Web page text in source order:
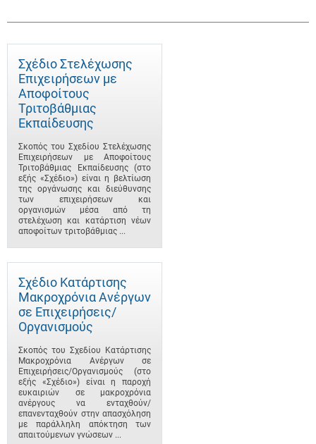
Σχέδιο Στελέχωσης
Επιχειρήσεων με
Αποφοίτους
Τριτοβάθμιας
Εκπαίδευσης
Σκοπός του Σχεδίου Στελέχωσης
Επιχειρήσεων με Αποφοίτους
Τριτοβάθμιας Εκπαίδευσης (στο
εξής «Σχέδιο») είναι η βελτίωση
της οργάνωσης και διεύθυνσης
των επιχειρήσεων και
οργανισμών μέσα από τη
στελέχωση και κατάρτιση νέων
αποφοίτων τριτοβάθμιας ...
Σχέδιο Κατάρτισης
Μακροχρόνια Ανέργων
σε Επιχειρήσεις/
Οργανισμούς
Σκοπός του Σχεδίου Κατάρτισης
Μακροχρόνια Ανέργων σε
Επιχειρήσεις/Οργανισμούς (στο
εξής «Σχέδιο») είναι η παροχή
ευκαιριών σε μακροχρόνια
ανέργους να ενταχθούν/
επανενταχθούν στην απασχόληση
με παράλληλη απόκτηση των
απαιτούμενων γνώσεων ...